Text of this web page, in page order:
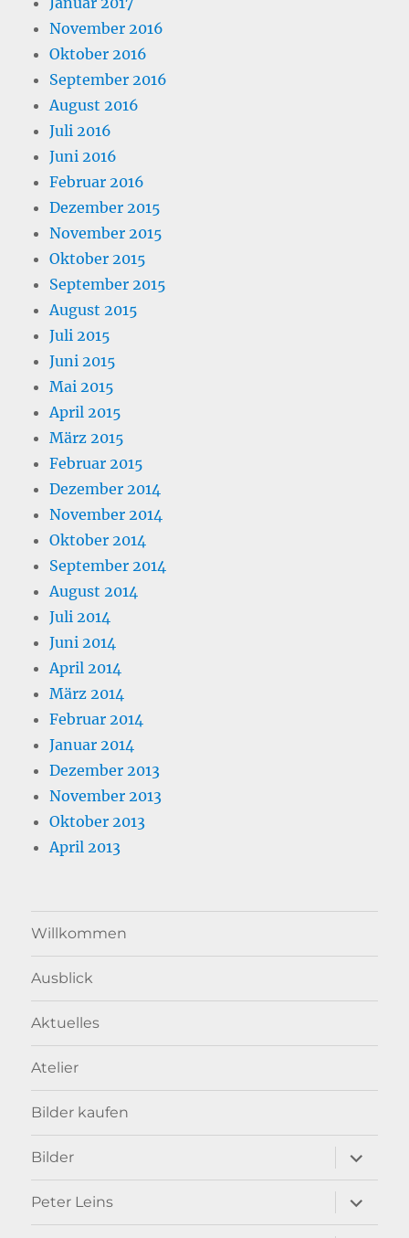
November 2016
Oktober 2016
September 2016
August 2016
Juli 2016
Juni 2016
Februar 2016
Dezember 2015
November 2015
Oktober 2015
September 2015
August 2015
Juli 2015
Juni 2015
Mai 2015
April 2015
März 2015
Februar 2015
Dezember 2014
November 2014
Oktober 2014
September 2014
August 2014
Juli 2014
Juni 2014
April 2014
März 2014
Februar 2014
Januar 2014
Dezember 2013
November 2013
Oktober 2013
April 2013
Willkommen
Ausblick
Aktuelles
Atelier
Bilder kaufen
Bilder
anzeigen
Peter Leins
anzeigen